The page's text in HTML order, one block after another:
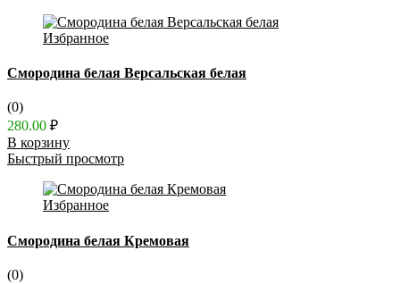
Избранное
Смородина белая Версальская белая
(0)
280.00 ₽
В корзину
Быстрый просмотр
Избранное
Смородина белая Кремовая
(0)